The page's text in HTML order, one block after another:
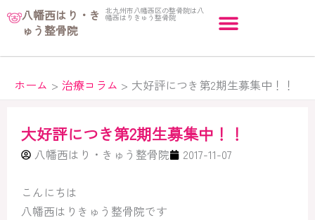
内
容
八幡西はり・き
ゅう整骨院
北九州市八幡西区の整骨院は八
幡西はりきゅう整骨院
ホーム 治療コラム 大好評につき第2期生募集中！！
大好評につき第2期生募集中！！
八幡西はり・きゅう整骨院 2017-11-07
こんにちは
八幡西はりきゅう整骨院です